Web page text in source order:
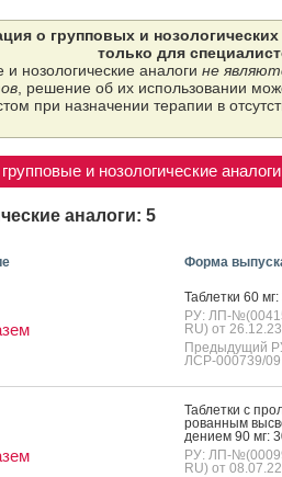
о групповых и нозологических
только для
и нозологические аналоги не
, решение об их использовании
при назначении терапии в
и нозологические аналоги
аналоги: 5
Форма
Таб­летки 60
РУ: ЛП-
RU) от 26.12.23
Предыдущий
ЛСР-000739/09
Таб­летки с
рован­ным
де­ни­ем 90 мг:
РУ: ЛП-
RU) от 08.07.22